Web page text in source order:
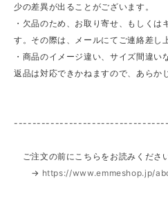
少の差異が出ることがございます。
・欠品のため、お取り寄せ、もしくは
す。その際は、メールにてご連絡差し
・商品のイメージ違い、サイズ間違
返品は対応できかねますので、あらか
ご注文の前にこちらをお読みくださ
→ https://www.emmeshop.jp/